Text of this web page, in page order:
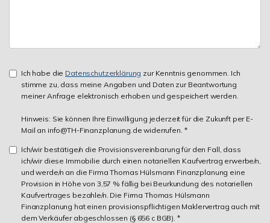
Ich habe die Datenschutzerklärung zur Kenntnis genommen. Ich
stimme zu, dass meine Angaben und Daten zur Beantwortung
meiner Anfrage elektronisch erhoben und gespeichert werden.
Hinweis: Sie können Ihre Einwilligung jederzeit für die Zukunft per E-
Mail an info@TH-Finanzplanung.de widerrufen. *
Ich/wir bestätige/n die Provisionsvereinbarung für den Fall, dass
ich/wir diese Immobilie durch einen notariellen Kaufvertrag erwerbe/n,
und werde/n an die Firma Thomas Hülsmann Finanzplanung eine
Provision in Höhe von 3,57 % fällig bei Beurkundung des notariellen
Kaufvertrages bezahle/n. Die Firma Thomas Hülsmann
Finanzplanung hat einen provisionspflichtigen Maklervertrag auch mit
dem Verkäufer abgeschlossen (§ 656 c BGB). *